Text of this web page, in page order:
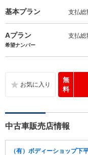
基本プラン 支払
Aプラン 支払
希望ナンバー
無
料
中古車販売店情報
（有）ボディーショップ下